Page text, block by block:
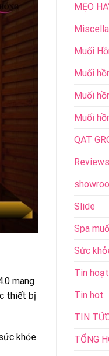
mang
thiết bị
khỏe
MẸO
Muối
Muối
Muối
Muối
QAT
Reviews
Slide
Spa
Sức
Tin
Tin hot
TIN
TỔNG